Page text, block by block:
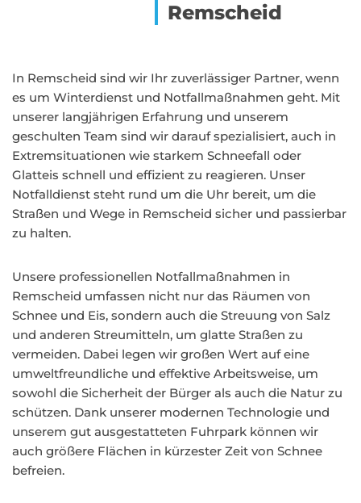
Remscheid
In Remscheid sind wir Ihr zuverlässiger Partner, wenn
es um Winterdienst und Notfallmaßnahmen geht. Mit
unserer langjährigen Erfahrung und unserem
geschulten Team sind wir darauf spezialisiert, auch in
Extremsituationen wie starkem Schneefall oder
Glatteis schnell und effizient zu reagieren. Unser
Notfalldienst steht rund um die Uhr bereit, um die
Straßen und Wege in Remscheid sicher und passierbar
zu halten.
Unsere professionellen Notfallmaßnahmen in
Remscheid umfassen nicht nur das Räumen von
Schnee und Eis, sondern auch die Streuung von Salz
und anderen Streumitteln, um glatte Straßen zu
vermeiden. Dabei legen wir großen Wert auf eine
umweltfreundliche und effektive Arbeitsweise, um
sowohl die Sicherheit der Bürger als auch die Natur zu
schützen. Dank unserer modernen Technologie und
unserem gut ausgestatteten Fuhrpark können wir
auch größere Flächen in kürzester Zeit von Schnee
befreien.